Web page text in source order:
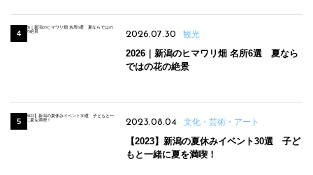
2026.07.30 観光
2026｜新潟のヒマワリ畑 名所6選 夏なら
ではの花の絶景
2023.08.04 文化・芸術・アート
【2023】新潟の夏休みイベント30選 子ど
もと一緒に夏を満喫！